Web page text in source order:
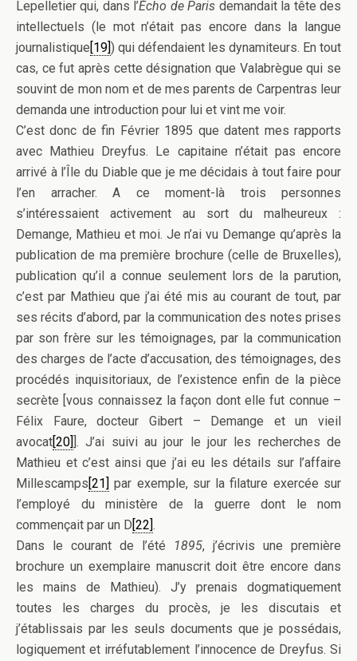
Lepelletier qui, dans l’Écho de Paris demandait la tête des
intellectuels (le mot n’était pas encore dans la langue
journalistique[19]) qui défendaient les dynamiteurs. En tout
cas, ce fut après cette désignation que Valabrègue qui se
souvint de mon nom et de mes parents de Carpentras leur
demanda une introduction pour lui et vint me voir.
C’est donc de fin Février 1895 que datent mes rapports
avec Mathieu Dreyfus. Le capitaine n’était pas encore
arrivé à l’Île du Diable que je me décidais à tout faire pour
l’en arracher. A ce moment-là trois personnes
s’intéressaient activement au sort du malheureux :
Demange, Mathieu et moi. Je n’ai vu Demange qu’après la
publication de ma première brochure (celle de Bruxelles),
publication qu’il a connue seulement lors de la parution,
c’est par Mathieu que j’ai été mis au courant de tout, par
ses récits d’abord, par la communication des notes prises
par son frère sur les témoignages, par la communication
des charges de l’acte d’accusation, des témoignages, des
procédés inquisitoriaux, de l’existence enfin de la pièce
secrète [vous connaissez la façon dont elle fut connue –
Félix Faure, docteur Gibert – Demange et un vieil
avocat[20]]. J’ai suivi au jour le jour les recherches de
Mathieu et c’est ainsi que j’ai eu les détails sur l’affaire
Millescamps[21] par exemple, sur la filature exercée sur
l’employé du ministère de la guerre dont le nom
commençait par un D[22].
Dans le courant de l’été
1895, j’écrivis une première
brochure un exemplaire manuscrit doit être encore dans
les mains de Mathieu). J’y prenais dogmatiquement
toutes les charges du procès, je les discutais et
j’établissais par les seuls documents que je possédais,
logiquement et irréfutablement l’innocence de Dreyfus. Si